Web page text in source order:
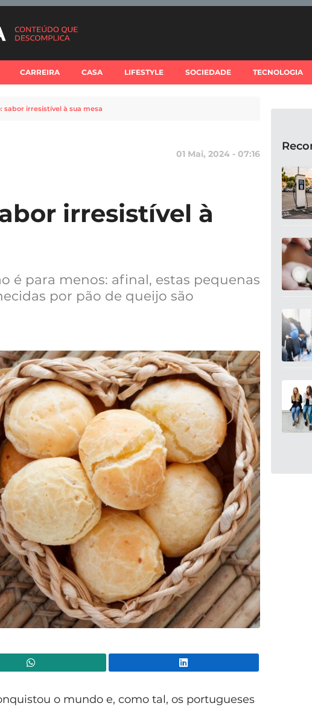
CARREIRA CASA LIFESTYLE SOCIEDADE TECNOLOGIA
sabor irresistível à sua mesa
01 Mai, 2024 - 07:16
irresistível à
é para menos: afinal, estas pequenas
por pão de queijo são
o mundo e, como tal, os portugueses